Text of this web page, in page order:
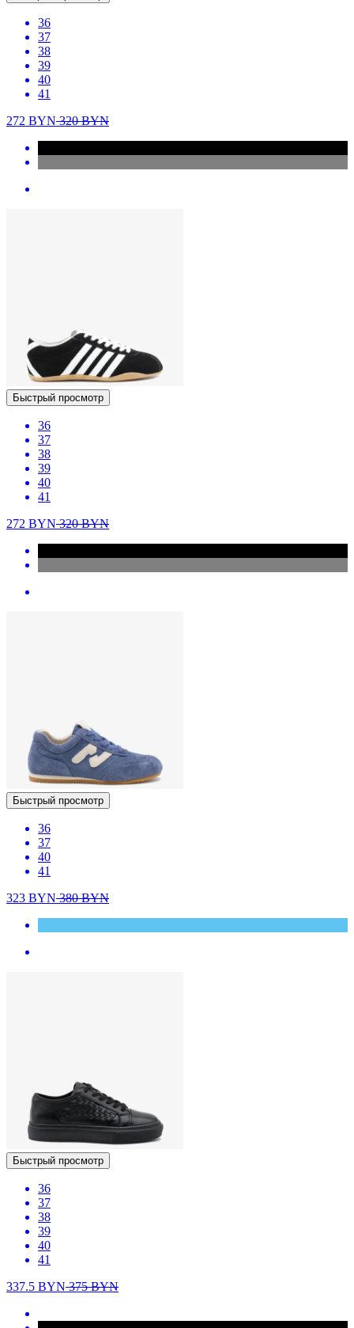
36
37
38
39
40
41
272 BYN320BYN
Быстрый просмотр
36
37
38
39
40
41
272 BYN320BYN
Быстрый просмотр
36
37
40
41
323 BYN380BYN
Быстрый просмотр
36
37
38
39
40
41
337.5 BYN375BYN